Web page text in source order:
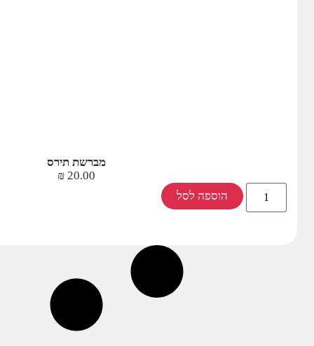
מברשת תירס
20.00
₪
הוספה לסל